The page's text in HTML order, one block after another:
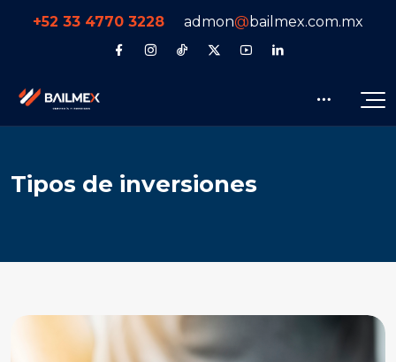
+52 33 4770 3228 admon@bailmex.com.mx
Tipos de inversiones